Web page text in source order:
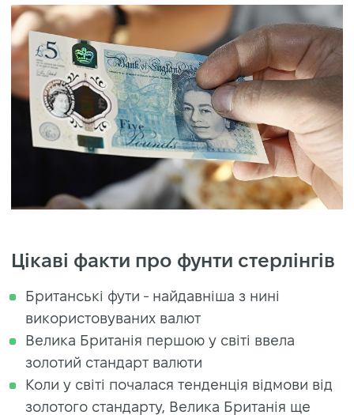
Цікаві факти про фунти стерлінгів
Британські фути - найдавніша з нині
використовуваних валют
Велика Британія першою у світі ввела
золотий стандарт валюти
Коли у світі почалася тенденція відмови від
золотого стандарту, Велика Британія ще